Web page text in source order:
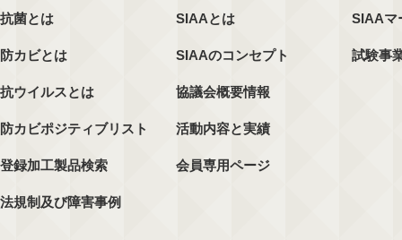
抗菌とは
防カビとは
抗ウイルスとは
防カビポジティブリスト
登録加工製品検索
法規制及び障害事例
SIAAとは
SIAAのコンセプト
協議会概要情報
活動内容と実績
会員専用ページ
SIAAマ
試験事